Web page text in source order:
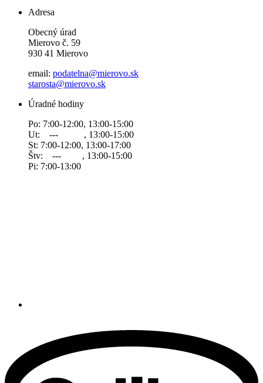
Adresa
Obecný úrad
Mierovo č. 59
930 41 Mierovo
email: podatelna@mierovo.sk
starosta@mierovo.sk
Úradné hodiny
Po: 7:00-12:00, 13:00-15:00
Ut: --- , 13:00-15:00
St: 7:00-12:00, 13:00-17:00
Štv: --- , 13:00-15:00
Pi: 7:00-13:00